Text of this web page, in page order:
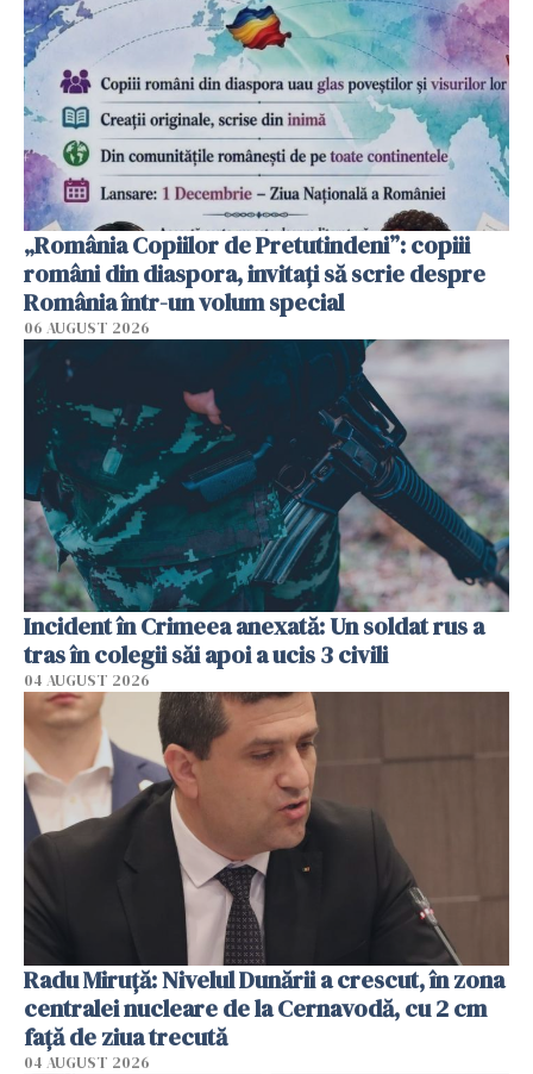
„România Copiilor de Pretutindeni”: copiii
români din diaspora, invitați să scrie despre
România într-un volum special
06 AUGUST 2026
Incident în Crimeea anexată: Un soldat rus a
tras în colegii săi apoi a ucis 3 civili
04 AUGUST 2026
Radu Miruţă: Nivelul Dunării a crescut, în zona
centralei nucleare de la Cernavodă, cu 2 cm
faţă de ziua trecută
04 AUGUST 2026